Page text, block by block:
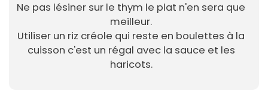
Ne pas lésiner sur le thym le plat n'en sera que
meilleur.
Utiliser un riz créole qui reste en boulettes à la
cuisson c'est un régal avec la sauce et les
haricots.